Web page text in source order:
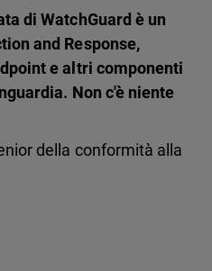
di WatchGuard è un
and Response,
e altri componenti
Non c'è niente
della conformità alla